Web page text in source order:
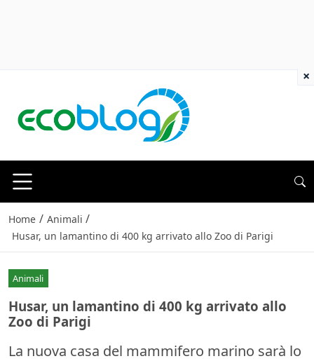
Home / Animali /
Husar, un lamantino di 400 kg arrivato allo Zoo di Parigi
Animali
Husar, un lamantino di 400 kg arrivato allo
Zoo di Parigi
La nuova casa del mammifero marino sarà lo
×